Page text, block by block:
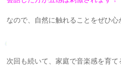
なので、自然に触れることをぜひ心
次回も続いて、家庭で音楽感を育て